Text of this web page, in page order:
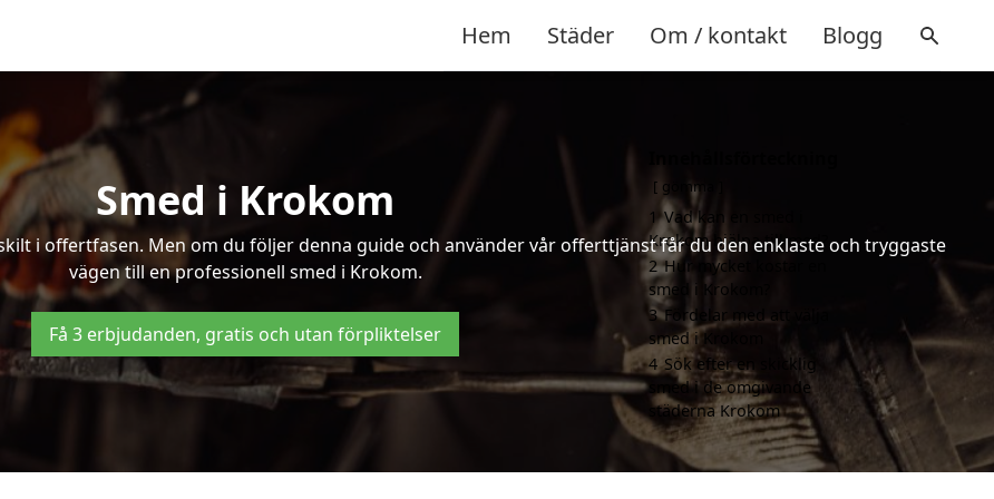
Hem Städer Om / kontakt Blogg
Smed i Krokom
i offertfasen. Men om du följer denna guide och använder vår offerttjänst får du den enklaste och tryggaste
vägen till en professionell smed i Krokom.
Få 3 erbjudanden, gratis och utan förpliktelser
gömma
1 Vad kan en smed i
Krokom hjälpa till med?
2 Hur mycket kostar en
smed i Krokom?
3 Fördelar med att välja
smed i Krokom
4 Sök efter en skicklig
smed i de omgivande
städerna Krokom